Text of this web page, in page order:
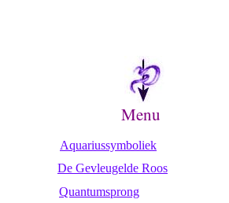
Menu
Aquariussymboliek
De Gevleugelde Roos
Quantumsprong